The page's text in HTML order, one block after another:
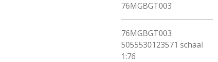
76MGBGT003
76MGBGT003
5055530123571 schaal
1:76